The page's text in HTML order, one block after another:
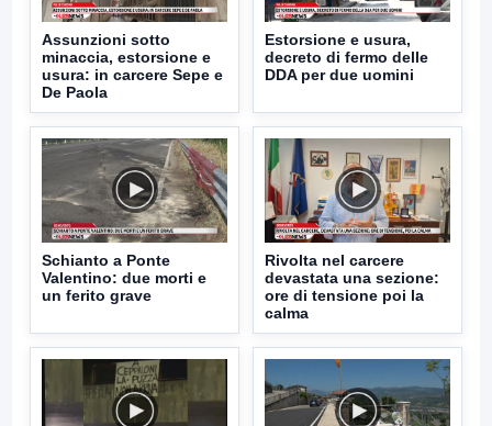
Assunzioni sotto
minaccia, estorsione e
usura: in carcere Sepe e
De Paola
Estorsione e usura,
decreto di fermo delle
DDA per due uomini
Schianto a Ponte
Valentino: due morti e
un ferito grave
Rivolta nel carcere
devastata una sezione:
ore di tensione poi la
calma